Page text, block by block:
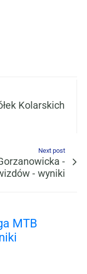
Kolarskich
Next post
-
- wyniki
MTB